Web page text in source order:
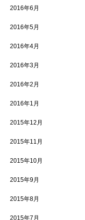
2016年6月
2016年5月
2016年4月
2016年3月
2016年2月
2016年1月
2015年12月
2015年11月
2015年10月
2015年9月
2015年8月
2015年7月